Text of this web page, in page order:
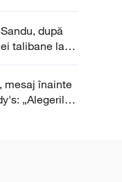
înregistrate
sau a
după
talibane la
că
mesaj înainte
„Alegerile